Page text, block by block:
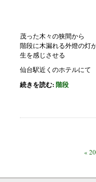
茂った木々の狭間から
階段に木漏れる外燈の灯
生を感じさせる
仙台駅近くのホテルにて
続きを読む:階段
«